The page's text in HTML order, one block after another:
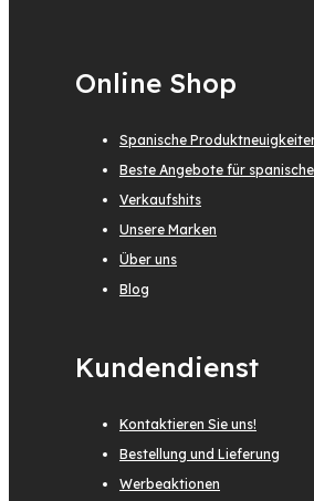
Online Shop
Spanische
Beste Angebote für
Verkaufshits
Unsere Marken
Über uns
Blog
Kundendienst
Kontaktieren Sie uns!
Bestellung und Lieferung
Werbeaktionen